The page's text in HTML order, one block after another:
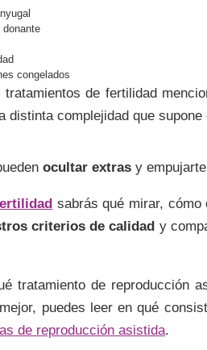
donante
congelados
de fertilidad
distinta complejidad que
ocultar extras y
sabrás qué mirar,
criterios de calidad y
tratamiento de reproducción
puedes leer en qué
de reproducción asistida.